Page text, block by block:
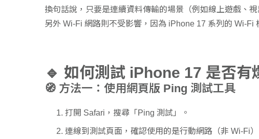
換句話說，只要是連續資料傳輸的場景（例如線上遊戲、
另外 Wi-Fi 網路則不受影響，因為 iPhone 17 系列的 Wi-Fi
🔹 如何測試 iPhone 17 是否有
🧭 方法一：使用網頁版 Ping 測試工具
打開 Safari，搜尋「Ping 測試」。
連線到測試頁面，確認使用的是行動網路（非 Wi-Fi）